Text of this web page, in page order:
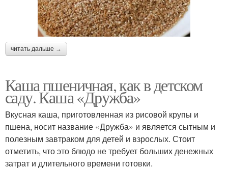
читать дальше →
Каша пшеничная, как в детском
саду. Каша «Дружба»
Вкусная каша, приготовленная из рисовой крупы и
пшена, носит название «Дружба» и является сытным и
полезным завтраком для детей и взрослых. Стоит
отметить, что это блюдо не требует больших денежных
затрат и длительного времени готовки.